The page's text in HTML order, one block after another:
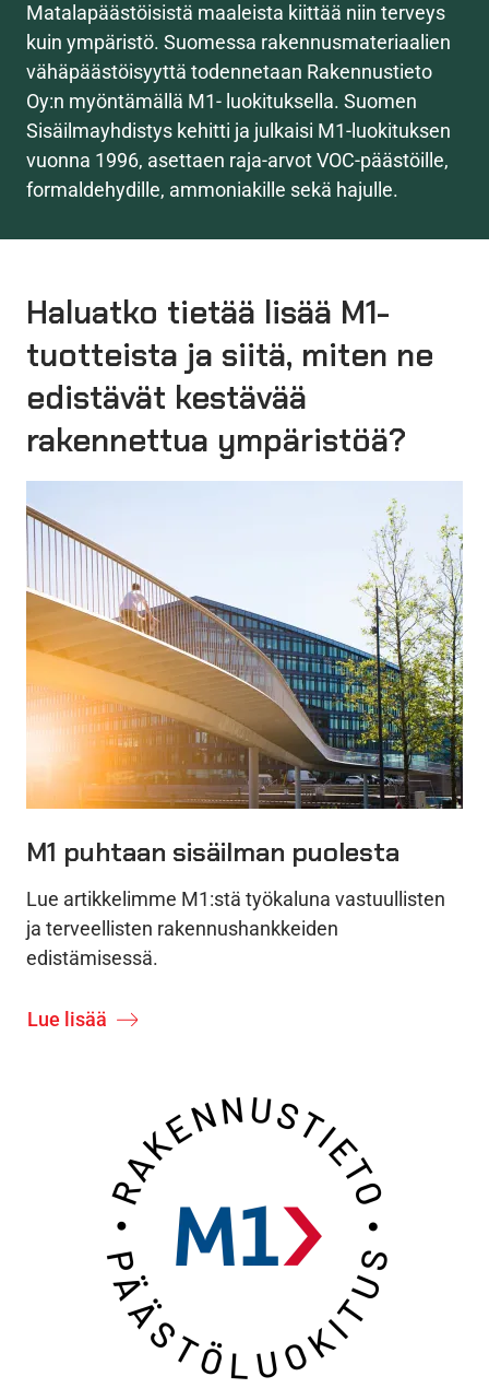
Matalapäästöisistä maaleista kiittää niin terveys
kuin ympäristö. Suomessa rakennusmateriaalien
vähäpäästöisyyttä todennetaan Rakennustieto
Oy:n myöntämällä M1- luokituksella. Suomen
Sisäilmayhdistys kehitti ja julkaisi M1-luokituksen
vuonna 1996, asettaen raja-arvot VOC-päästöille,
formaldehydille, ammoniakille sekä hajulle.
Haluatko tietää lisää M1-
tuotteista ja siitä, miten ne
edistävät kestävää
rakennettua ympäristöä?
M1 puhtaan sisäilman puolesta
Lue artikkelimme M1:stä työkaluna vastuullisten
ja terveellisten rakennushankkeiden
edistämisessä.
Lue lisää